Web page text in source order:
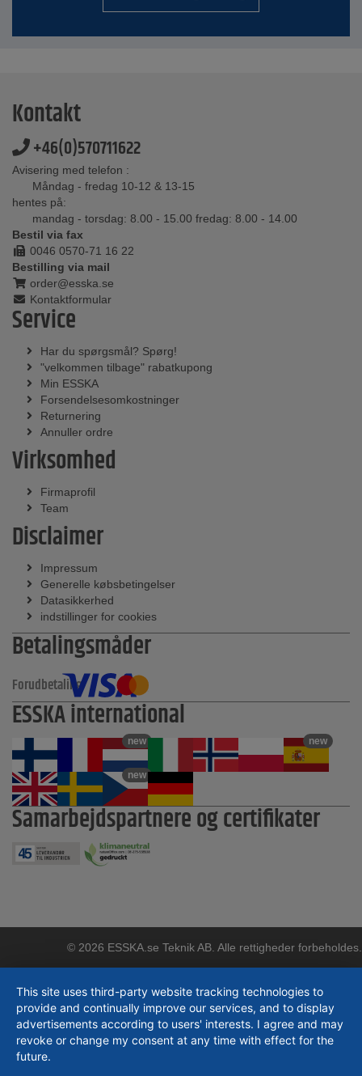
Kontakt
+46(0)570711622
Avisering med telefon :
Måndag - fredag 10-12 & 13-15
hentes på:
mandag - torsdag: 8.00 - 15.00 fredag: 8.00 - 14.00
Bestil via fax
0046 0570-71 16 22
Bestilling via mail
order@esska.se
Kontaktformular
Service
Har du spørgsmål? Spørg!
"velkommen tilbage" rabatkupong
Min ESSKA
Forsendelsesomkostninger
Returnering
Annuller ordre
Virksomhed
Firmaprofil
Team
Disclaimer
Impressum
Generelle købsbetingelser
Datasikkerhed
indstillinger for cookies
Betalingsmåder
Forudbetaling
ESSKA international
new new
new
Samarbejdspartnere og certifikater
© 2026 ESSKA.se Teknik AB. Alle rettigheder forbeholdes.
This site uses third-party website tracking technologies to
provide and continually improve our services, and to display
advertisements according to users' interests. I agree and may
revoke or change my consent at any time with effect for the
future.